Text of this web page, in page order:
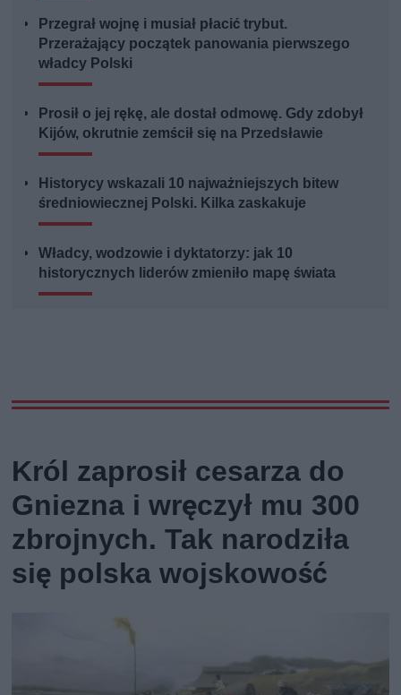
Przegrał wojnę i musiał płacić trybut.
Przerażający początek panowania pierwszego
władcy Polski
Prosił o jej rękę, ale dostał odmowę. Gdy zdobył
Kijów, okrutnie zemścił się na Przedsławie
Historycy wskazali 10 najważniejszych bitew
średniowiecznej Polski. Kilka zaskakuje
Władcy, wodzowie i dyktatorzy: jak 10
historycznych liderów zmieniło mapę świata
Król zaprosił cesarza do
Gniezna i wręczył mu 300
zbrojnych. Tak narodziła
się polska wojskowość